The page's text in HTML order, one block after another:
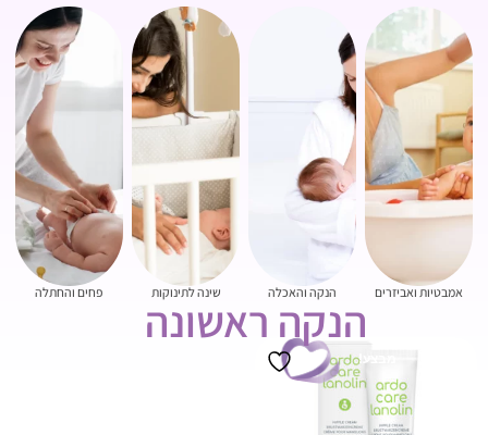
אמבטיות ואביזרים הנקה והאכלה שינה לתינוקות פחים והחתלה
הנקה ראשונה
מבצע!